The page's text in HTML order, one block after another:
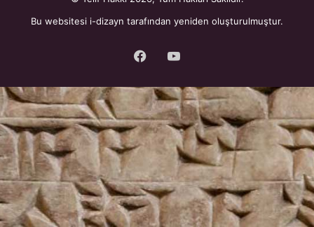
Bu websitesi i-dizayn tarafından yeniden oluşturulmuştur.
Facebook